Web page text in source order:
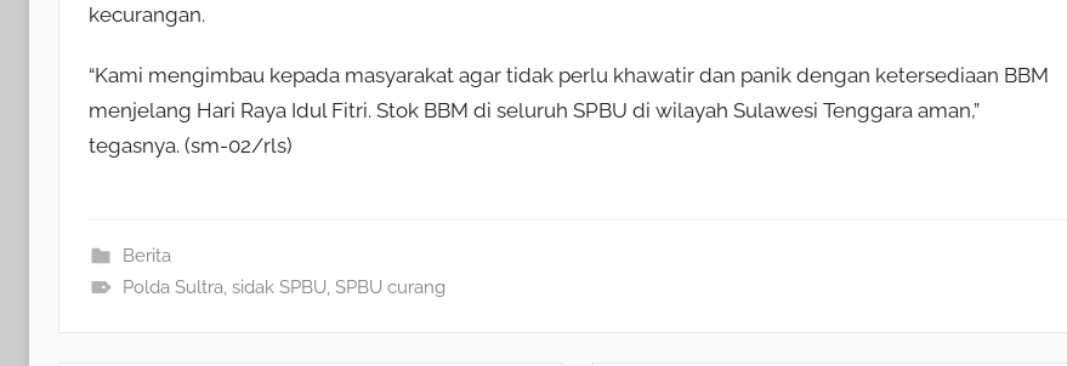
kecurangan.
“Kami mengimbau kepada masyarakat agar tidak perlu khawatir dan panik dengan ketersediaan BBM
menjelang Hari Raya Idul Fitri. Stok BBM di seluruh SPBU di wilayah Sulawesi Tenggara aman,”
tegasnya. (sm-02/rls)
Berita
Polda Sultra, sidak SPBU, SPBU curang